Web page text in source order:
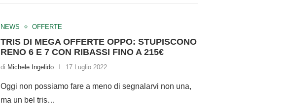
NEWS OFFERTE
TRIS DI MEGA OFFERTE OPPO: STUPISCONO
RENO 6 E 7 CON RIBASSI FINO A 215€
di Michele Ingelido 17 Luglio 2022
Oggi non possiamo fare a meno di segnalarvi non una,
ma un bel tris…